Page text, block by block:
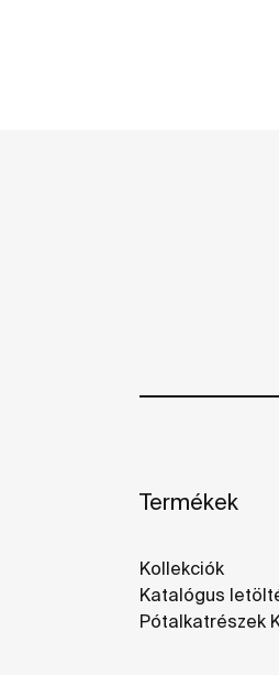
Termékek
Kollekciók
Katalógus
Pótalkatrészek